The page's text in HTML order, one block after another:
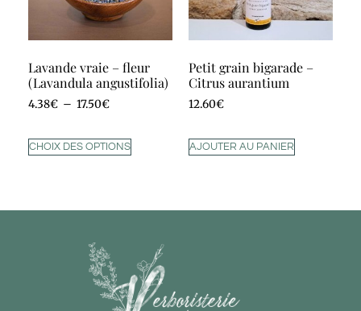
Lavande vraie – fleur
(Lavandula angustifolia)
4.38€ – 17.50€
CHOIX DES OPTIONS
Petit grain bigarade –
Citrus aurantium
12.60€
AJOUTER AU PANIER